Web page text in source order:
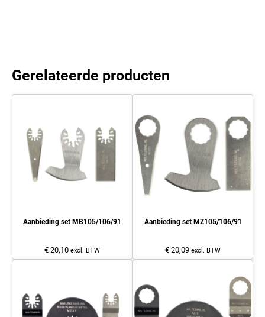
Gerelateerde producten
Aanbieding set MB105/106/91
€ 20,10 excl. BTW
Aanbieding set MZ105/106/91
€ 20,09 excl. BTW